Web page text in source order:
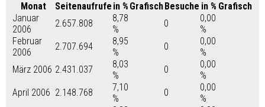
Monat Seitenaufrufe in % GrafischBesuche in % Grafisch
Januar
2006
2.657.808
8,78
%
0
0,00
%
Februar
2006
2.707.694
8,95
%
0
0,00
%
März 2006 2.431.037
8,03
%
0
0,00
%
April 2006 2.148.768
7,10
%
0
0,00
%